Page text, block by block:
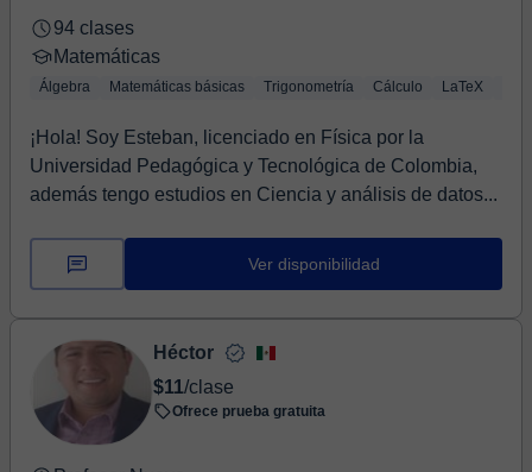
94 clases
Matemáticas
Álgebra Matemáticas básicas Trigonometría Cálculo LaTeX
¡Hola! Soy Esteban, licenciado en Física por la
Universidad Pedagógica y Tecnológica de Colombia,
además tengo estudios en Ciencia y análisis de datos...
Ver disponibilidad
Héctor
$11/clase
Ofrece prueba gratuita